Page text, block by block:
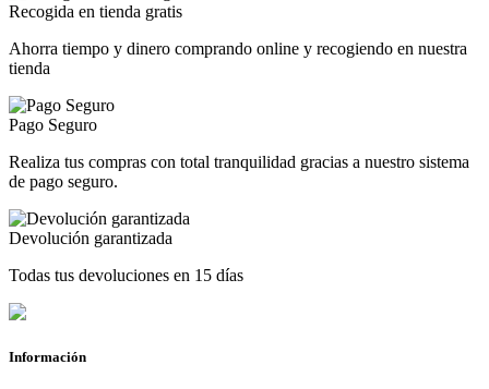
Recogida en tienda gratis
Ahorra tiempo y dinero comprando online y recogiendo en nuestra
tienda
Pago Seguro
Realiza tus compras con total tranquilidad gracias a nuestro sistema
de pago seguro.
Devolución garantizada
Todas tus devoluciones en 15 días
Información